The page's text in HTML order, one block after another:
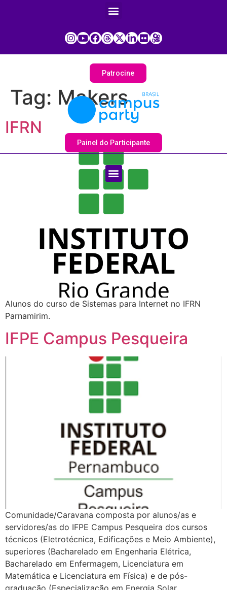
Patrocine
Painel do Participante
Tag: Makers
IFRN
Alunos do curso de Sistemas para Internet no IFRN
Parnamirim.
IFPE Campus Pesqueira
Comunidade/Caravana composta por alunos/as e
servidores/as do IFPE Campus Pesqueira dos cursos
técnicos (Eletrotécnica, Edificações e Meio Ambiente),
superiores (Bacharelado em Engenharia Elétrica,
Bacharelado em Enfermagem, Licenciatura em
Matemática e Licenciatura em Física) e de pós-